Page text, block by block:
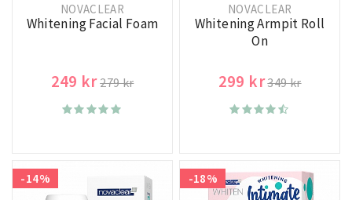
NOVACLEAR
Whitening Facial Foam
249 kr279 kr
NOVACLEAR
Whitening Armpit Roll
On
299 kr349 kr
-14% -18%